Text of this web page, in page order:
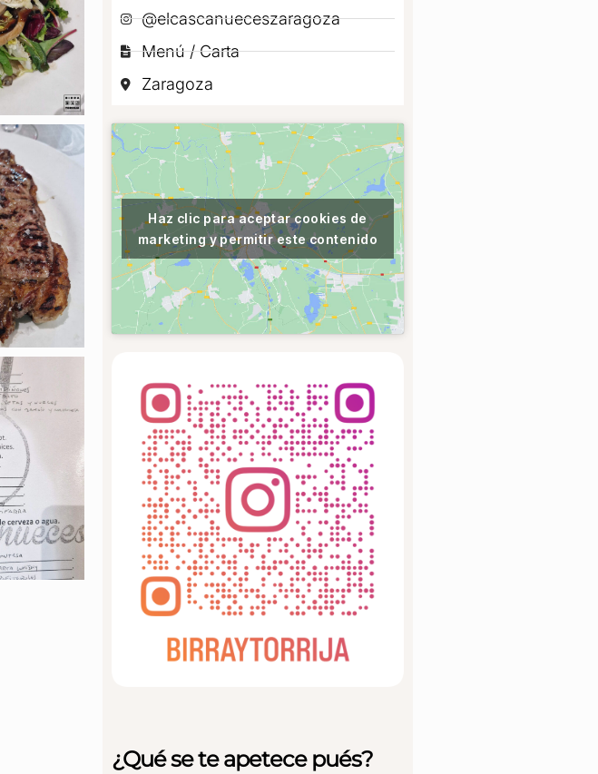
@elcascanueceszaragoza
Menú / Carta
Zaragoza
Haz clic para aceptar cookies de
marketing y permitir este contenido
¿Qué se te apetece pués?